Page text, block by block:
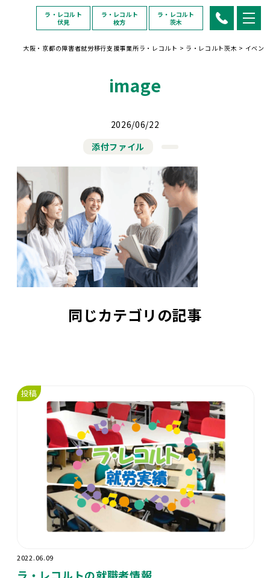
ラ・レコルト
伏見
ラ・レコルト
枚方
ラ・レコルト
茨木
大阪・京都の障害者就労移行支援事業所ラ・レコルト > ラ・レコルト茨木 > イベン
image
2026/06/22
添付ファイル
同じカテゴリの記事
投稿
2022.06.09
ラ・レコルトの就職者情報